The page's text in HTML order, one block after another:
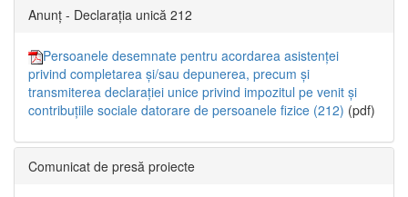
Anunț - Declarația unică 212
Persoanele desemnate pentru acordarea asistenței
privind completarea și/sau depunerea, precum și
transmiterea declarației unice privind impozitul pe venit și
contribuțiile sociale datorare de persoanele fizice (212) (pdf)
Comunicat de presă proiecte